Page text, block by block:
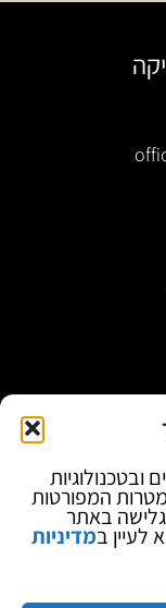
המפורטות
באתר
במדיניות
להגדלה